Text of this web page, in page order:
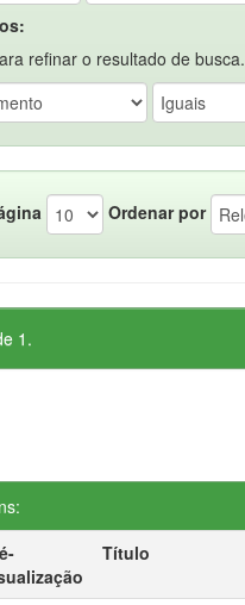
refinar o resultado de busca.
Ordenar por
1.
Título